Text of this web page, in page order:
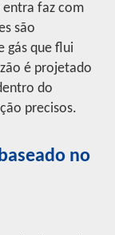
entra faz com
são
gás que flui
é projetado
do
precisos.
no